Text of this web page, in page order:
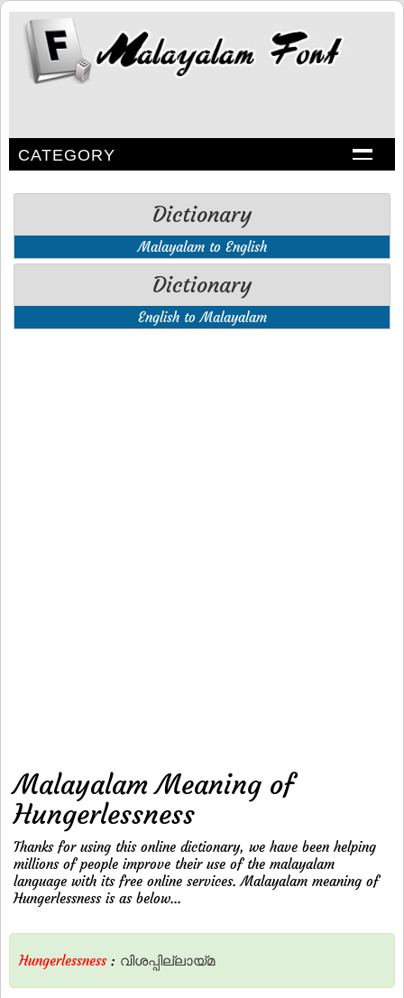
CATEGORY
Dictionary
Malayalam to English
Dictionary
English to Malayalam
Malayalam Meaning of
Hungerlessness
Thanks for using this online dictionary, we have been helping
millions of people improve their use of the malayalam
language with its free online services. Malayalam meaning of
Hungerlessness is as below...
Hungerlessness: വിശപ്പില്ലായ്‌മ